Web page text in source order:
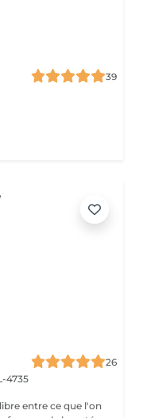
39
26
4735
entre ce que l'on